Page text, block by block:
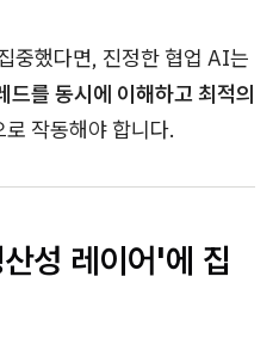
중했다면, 진정한 협업 AI는
드를 동시에 이해하고 최적의
로 작동해야 합니다.
성 레이어'에 집